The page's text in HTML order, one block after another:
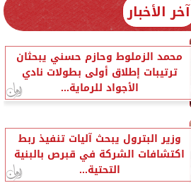
آخر الأخبار
محمد الزملوط وحازم حسني يبحثان
ترتيبات إطلاق أولى بطولات نادي
الأجواد للرماية...
وزير البترول يبحث آليات تنفيذ ربط
اكتشافات الشركة في قبرص بالبنية
التحتية...